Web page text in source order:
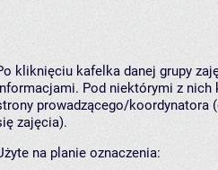
kliknięciu kafelka danej grupy
Pod niektórymi z nich
prowadzącego/koordynatora
zajęcia).
na planie oznaczenia: